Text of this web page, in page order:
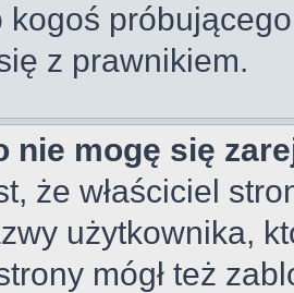
kogoś
z prawnikiem.
nie mogę się
że właściciel
użytkownika,
mógł też